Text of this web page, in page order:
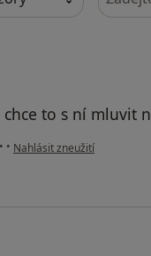
to s ní mluvit
• • podle názoru uživatele
Nahlásit zneužití